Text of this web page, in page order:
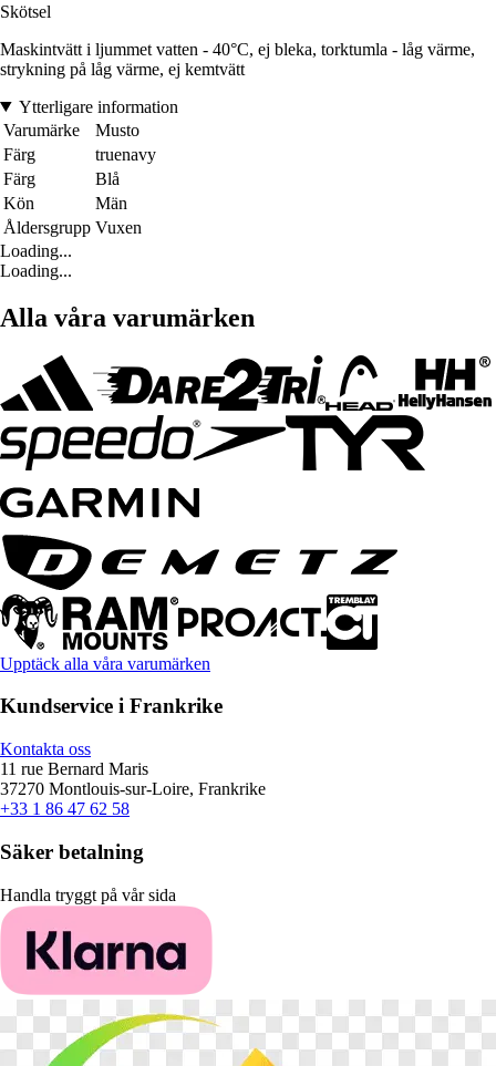
Skötsel
Maskintvätt i ljummet vatten - 40°C, ej bleka, torktumla - låg värme,
strykning på låg värme, ej kemtvätt
Ytterligare information
Varumärke
Musto
Färg
truenavy
Färg
Blå
Kön
Män
Åldersgrupp Vuxen
Loading...
Loading...
Alla våra varumärken
Upptäck alla våra varumärken
Kundservice i Frankrike
Kontakta oss
11 rue Bernard Maris
37270 Montlouis-sur-Loire, Frankrike
+33 1 86 47 62 58
Säker betalning
Handla tryggt på vår sida